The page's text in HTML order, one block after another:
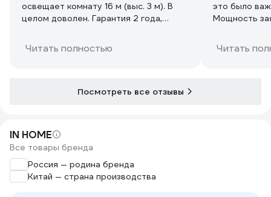
освещает комнату 16 м (выс. 3 м). В
целом доволен. Гарантия 2 года,
долго (планируемое использование 2-
3 часа в день)
Читать полностью
это было
Мощность
ярко, по
Читать
Посмотреть все отзывы
IN HOME
Все товары бренда
Россия — родина бренда
Китай — страна производства